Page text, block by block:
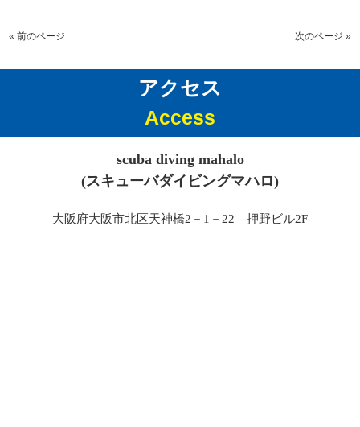
« 前のページ 次のページ »
アクセス
Access
scuba diving mahalo
(スキューバダイビングマハロ)
大阪府大阪市北区天神橋2－1－22 押野ビル2F